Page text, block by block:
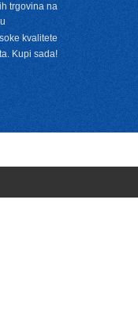
trgovina na
kvalitete
Kupi sada!